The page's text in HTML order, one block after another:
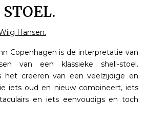
Hansen.
Copenhagen is de interpretatie van
van een klassieke shell-stoel.
het creëren van een veelzijdige en
iets oud en nieuw combineert, iets
en iets eenvoudigs en toch